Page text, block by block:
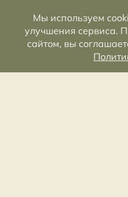
Мы используем
улучшения сервиса.
сайтом, вы